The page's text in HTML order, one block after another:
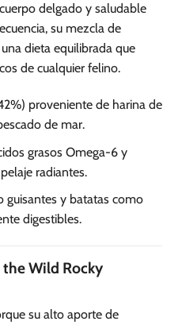
delgado y saludable
su mezcla de
dieta equilibrada que
de cualquier felino.
proveniente de harina de
de mar.
grasos Omega-6 y
radiantes.
guisantes y batatas como
digestibles.
the Wild Rocky
su alto aporte de